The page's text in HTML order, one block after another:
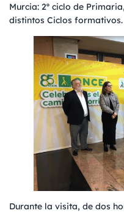
Murcia: 2º ciclo de
distintos Ciclos formativos.
Durante la visita, de dos